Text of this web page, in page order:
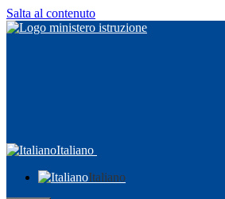
Salta al contenuto
Italiano
Italiano